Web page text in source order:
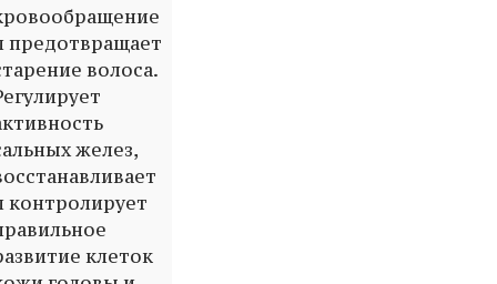
предотвращает
волоса.
желез,
контролирует
клеток